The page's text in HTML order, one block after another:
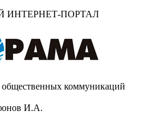
ПОРТАЛ
коммуникаций
И.А.